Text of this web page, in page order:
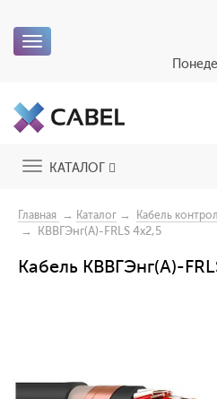
Toggle
ToggleКАТАЛОГ
Главная → Каталог → Кабель
→ КВВГЭнг(A)-FRLS 4x2,5
Кабель КВВГЭнг(A)-